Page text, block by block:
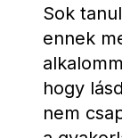
Sok
ennek
hogy
nem